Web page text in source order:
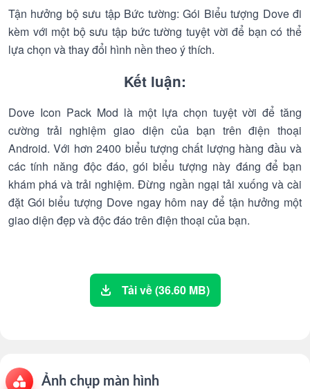
Tận hưởng bộ sưu tập Bức tường: Gói Biểu tượng Dove đi
kèm với một bộ sưu tập bức tường tuyệt vời để bạn có thể
lựa chọn và thay đổi hình nền theo ý thích.
Kết luận:
Dove Icon Pack Mod là một lựa chọn tuyệt vời để tăng
cường trải nghiệm giao diện của bạn trên điện thoại
Android. Với hơn 2400 biểu tượng chất lượng hàng đầu và
các tính năng độc đáo, gói biểu tượng này đáng để bạn
khám phá và trải nghiệm. Đừng ngần ngại tải xuống và cài
đặt Gói biểu tượng Dove ngay hôm nay để tận hưởng một
giao diện đẹp và độc đáo trên điện thoại của bạn.
Tải về (36.60 MB)
Ảnh chụp màn hình